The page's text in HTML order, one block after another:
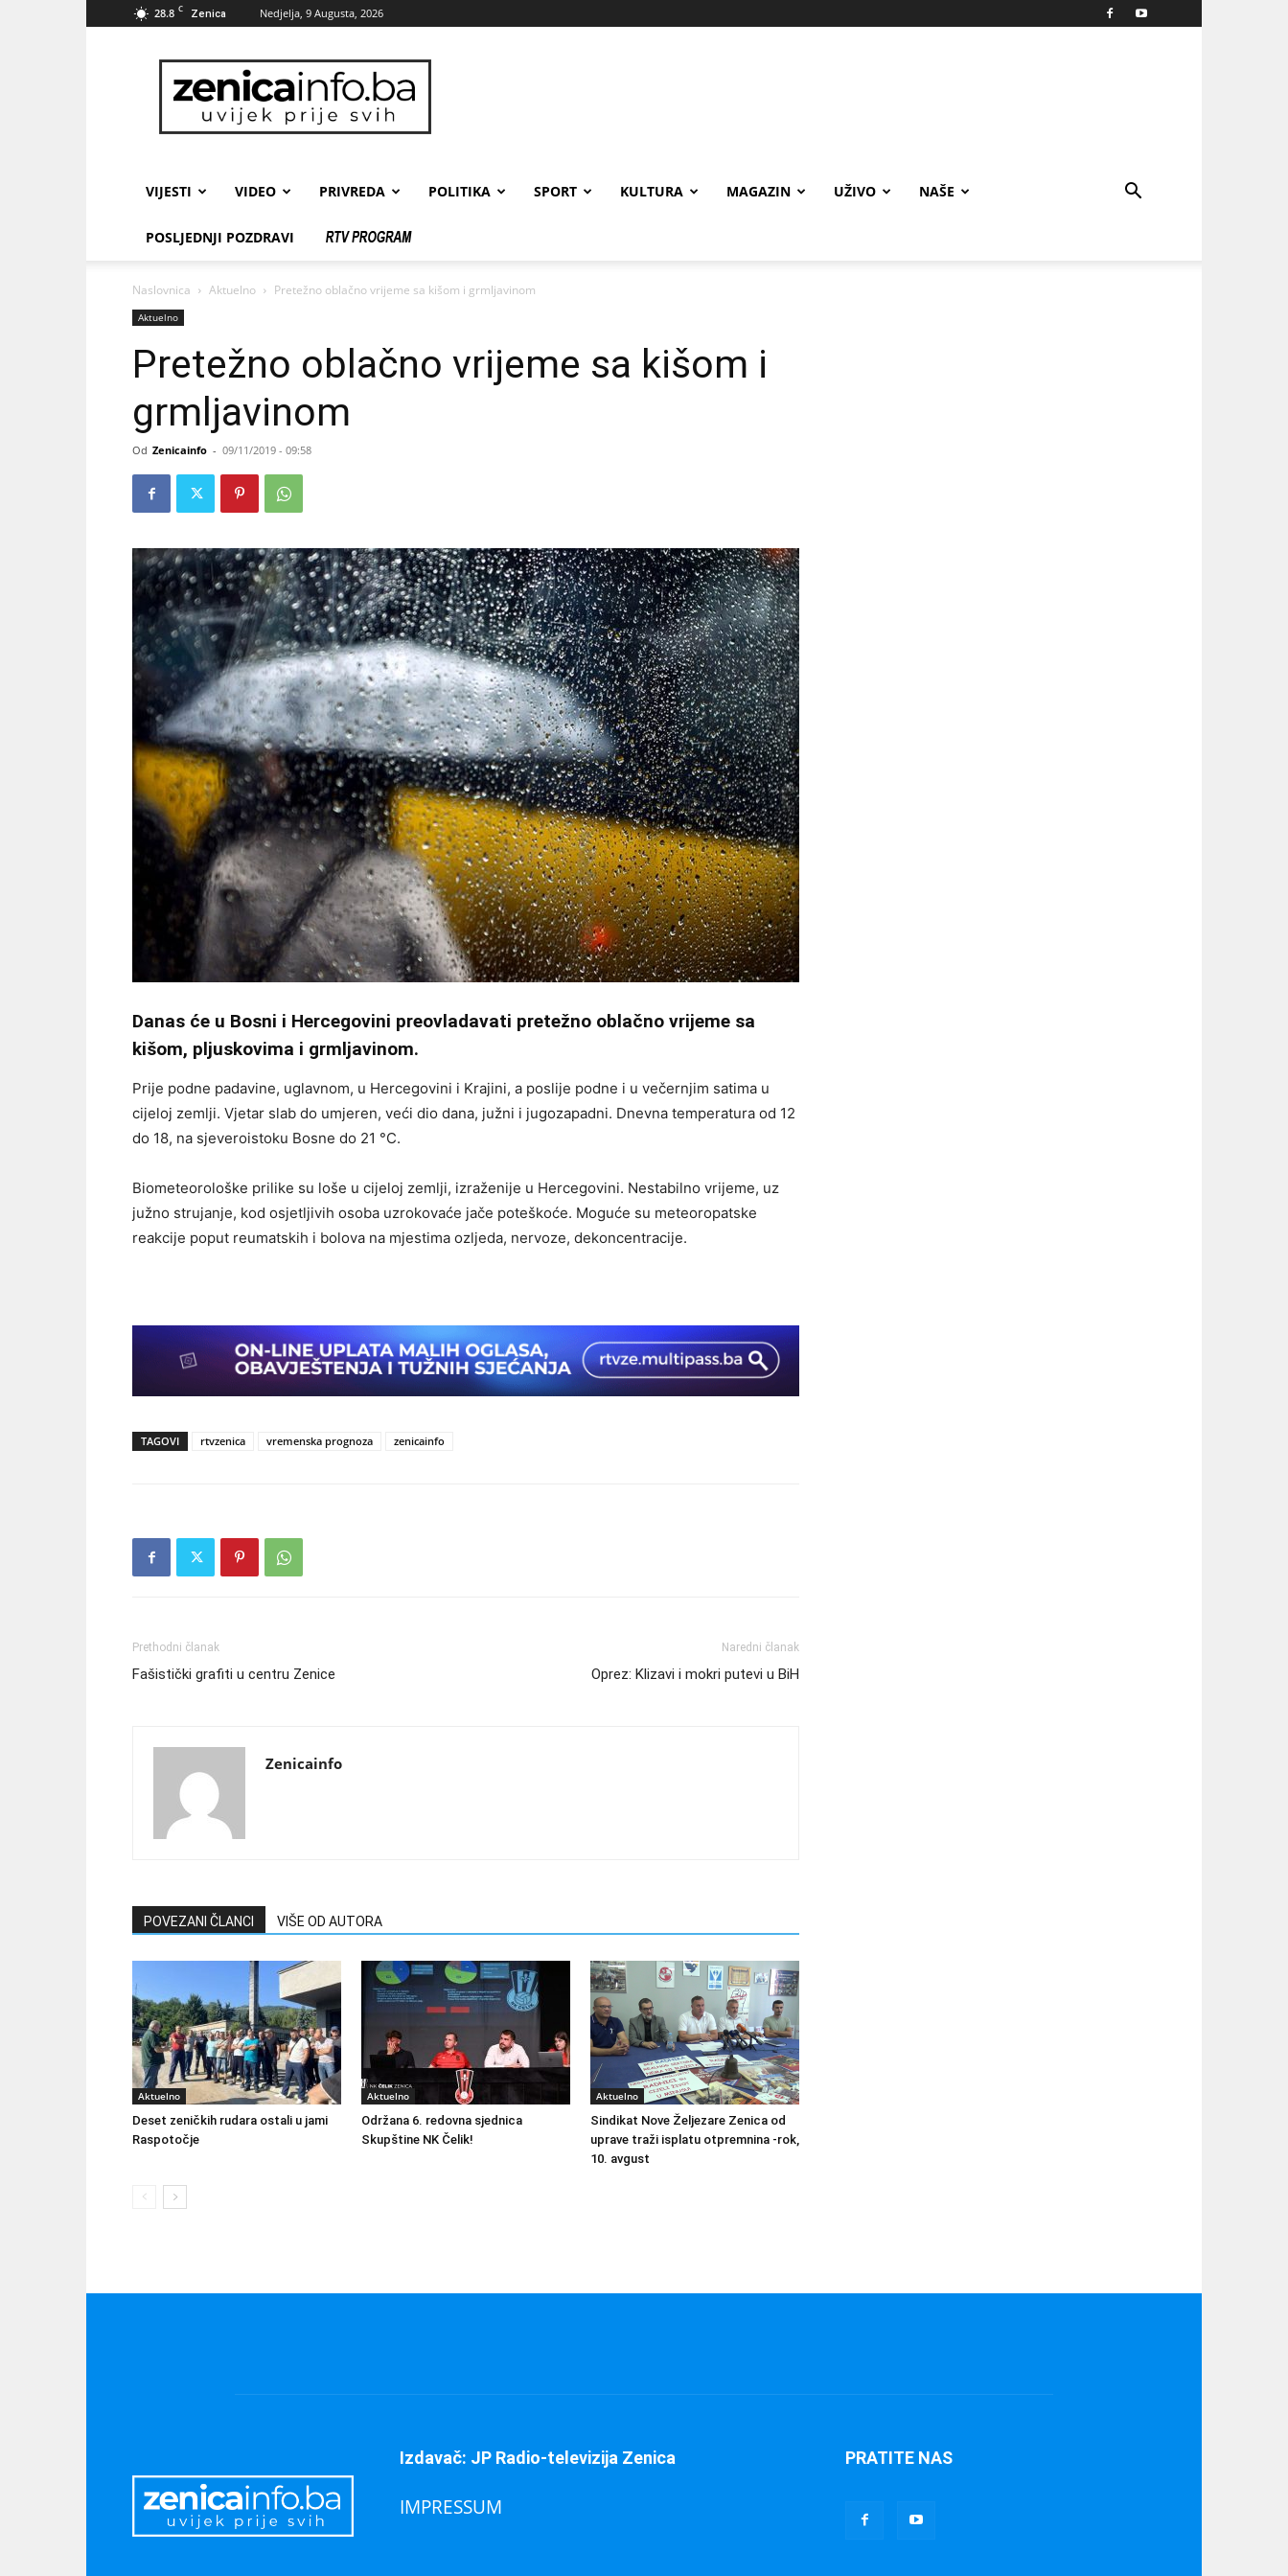
28.8 C Zenica Nedjelja, 9 Augusta, 2026
zenicainfo.ba
VIJESTI VIDEO PRIVREDA POLITIKA SPORT KULTURA MAGAZIN UŽIVO NAŠE
POSLJEDNJI POZDRAVI
Naslovnica Aktuelno Pretežno oblačno vrijeme sa kišom i grmljavinom
Aktuelno
Pretežno oblačno vrijeme sa kišom i
grmljavinom
Od Zenicainfo - 09/11/2019 - 09:58
Danas će u Bosni i Hercegovini preovladavati pretežno oblačno vrijeme sa
kišom, pljuskovima i grmljavinom.
Prije podne padavine, uglavnom, u Hercegovini i Krajini, a poslije podne i u večernjim satima u
cijeloj zemlji. Vjetar slab do umjeren, veći dio dana, južni i jugozapadni. Dnevna temperatura od 12
do 18, na sjeveroistoku Bosne do 21 °C.
Biometeorološke prilike su loše u cijeloj zemlji, izraženije u Hercegovini. Nestabilno vrijeme, uz
južno strujanje, kod osjetljivih osoba uzrokovaće jače poteškoće. Moguće su meteoropatske
reakcije poput reumatskih i bolova na mjestima ozljeda, nervoze, dekoncentracije.
TAGOVI rtvzenica vremenska prognoza zenicainfo
Prethodni članak
Fašistički grafiti u centru Zenice
Naredni članak
Oprez: Klizavi i mokri putevi u BiH
Zenicainfo
POVEZANI ČLANCI VIŠE OD AUTORA
Aktuelno
Deset zeničkih rudara ostali u jami
Raspotočje
Aktuelno
Održana 6. redovna sjednica
Skupštine NK Čelik!
Aktuelno
Sindikat Nove Željezare Zenica od
uprave traži isplatu otpremnina -rok,
10. avgust
Izdavač: JP Radio-televizija Zenica
IMPRESSUM
PRATITE NAS